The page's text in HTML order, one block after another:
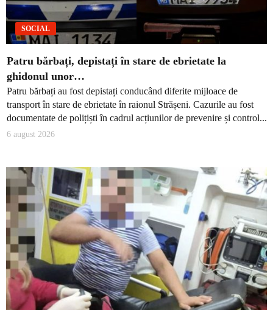
SOCIAL
Patru bărbați, depistați în stare de ebrietate la
ghidonul unor…
Patru bărbați au fost depistați conducând diferite mijloace de
transport în stare de ebrietate în raionul Strășeni. Cazurile au fost
documentate de polițiști în cadrul acțiunilor de prevenire și control...
6 august 2026